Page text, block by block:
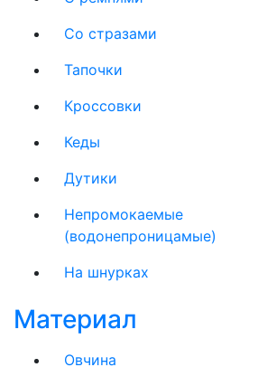
Со стразами
Тапочки
Кроссовки
Кеды
Дутики
Непромокаемые
(водонепроницамые)
На шнурках
Материал
Овчина